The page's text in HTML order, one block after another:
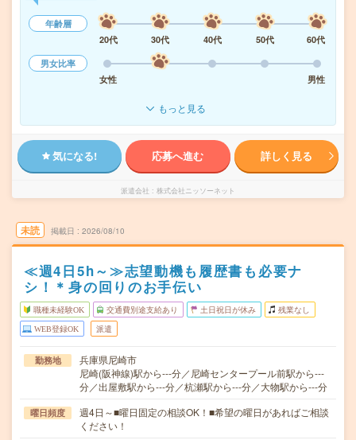
年齢層
20代
30代 40代 50代
60代
男女比率
女性
男性
もっと見る
気になる! 応募へ進む 詳しく見る
派遣会社 株式会社ニッソーネット
未読 掲載日 2026/08/10
≪週4日5h～≫志望動機も履歴書も必要ナ
シ！＊身の回りのお手伝い
職種未経験OK 交通費別途支給あり 土日祝日が休み 残業なし
WEB登録OK 派遣
勤務地
兵庫県尼崎市
尼崎(阪神線)駅から---分／尼崎センタープール前駅から---
分／出屋敷駅から---分／杭瀬駅から---分／大物駅から---分
曜日頻度
週4日～■曜日固定の相談OK！■希望の曜日があればご相談
ください！